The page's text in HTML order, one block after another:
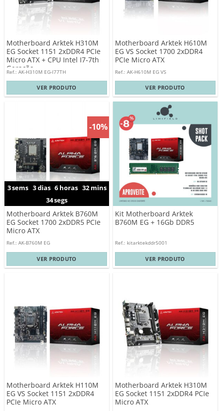
Motherboard Arktek H310M
EG Socket 1151 2xDDR4 PCIe
Micro ATX + CPU Intel I7-7th
Geração
Ref.: AK-H310M EG-I77TH
VER PRODUTO
Motherboard Arktek H610M
EG VS Socket 1700 2xDDR4
PCIe Micro ATX
Ref.: AK-H610M EG VS
VER PRODUTO
-10%
3sems 3dias 6 horas 32 mins
33segs
Motherboard Arktek B760M
EG Socket 1700 2xDDR5 PCIe
Micro ATX
Ref.: AK-B760M EG
VER PRODUTO
Kit Motherboard Arktek
B760M EG + 16Gb DDR5
Ref.: kitarktekddr5001
VER PRODUTO
Motherboard Arktek H110M
EG VS Socket 1151 2xDDR4
PCIe Micro ATX
Motherboard Arktek H310M
EG Socket 1151 2xDDR4 PCIe
Micro ATX